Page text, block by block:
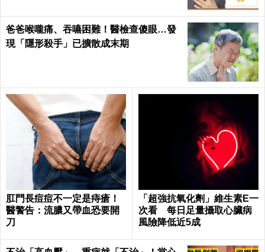
爸爸喉嚨痛、吞嚥困難！醫檢查傻眼…發
現「隱形殺手」已擴散成末期
肛門長痘痘不一定是痔瘡！
醫警告：流膿又帶血恐要開
刀
「超強抗氧化劑」維生素E一
次看 每日足量攝取心臟病
風險降低近5成